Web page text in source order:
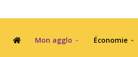
Mon agglo Économie